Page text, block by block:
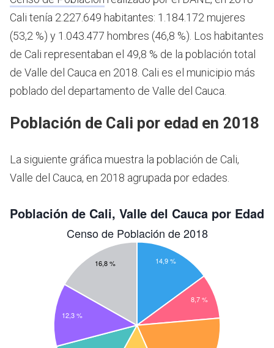
Cali tenía 2.227.649 habitantes: 1.184.172 mujeres
(53,2 %) y 1.043.477 hombres (46,8 %). Los habitantes
de Cali representaban el 49,8 % de la población total
de Valle del Cauca en 2018. Cali es el municipio más
poblado del departamento de Valle del Cauca.
Población de Cali por edad en 2018
La siguiente gráfica muestra la población de Cali,
Valle del Cauca, en 2018 agrupada por edades.